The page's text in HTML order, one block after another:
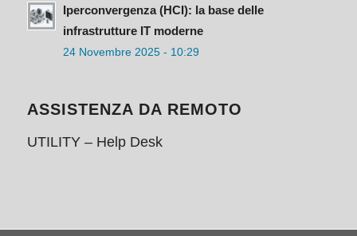
Iperconvergenza (HCI): la base delle
infrastrutture IT moderne
24 Novembre 2025 - 10:29
ASSISTENZA DA REMOTO
UTILITY – Help Desk